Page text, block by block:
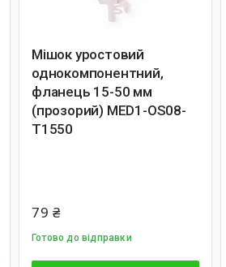
Мішок уростовий
однокомпонентний,
фланець 15-50 мм
(прозорий) MED1-OS08-
T1550
79 ₴
Готово до відправки